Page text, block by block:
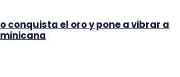
conquista el oro y pone a vibrar a